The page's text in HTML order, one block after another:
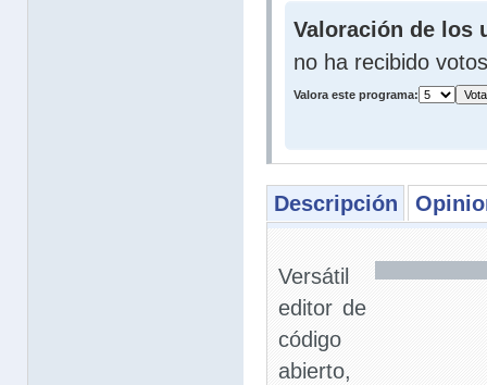
Valoración de los
no ha recibido votos
Valora este programa:
Descripción
Versátil
editor de
código
abierto,